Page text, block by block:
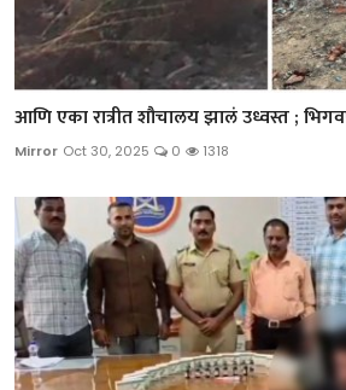
आणि एका रात्रीत शौचालय झालं उध्वस्त ;
Mirror Oct 30, 2025 0 1318